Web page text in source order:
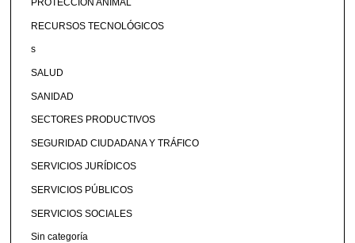
PROTECCIÓN ANIMAL
RECURSOS TECNOLÓGICOS
s
SALUD
SANIDAD
SECTORES PRODUCTIVOS
SEGURIDAD CIUDADANA Y TRÁFICO
SERVICIOS JURÍDICOS
SERVICIOS PÚBLICOS
SERVICIOS SOCIALES
Sin categoría